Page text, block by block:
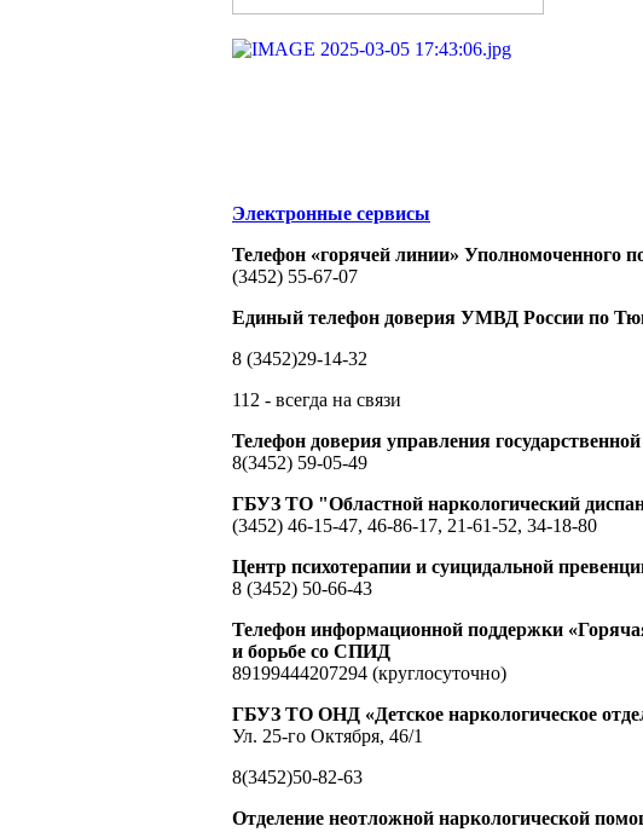
Электронные сервисы
Телефон «горячей линии» Уполномоченного
(3452) 55-67-07
Единый телефон доверия УМВД России по
8 (3452)29-14-32
112 - всегда на связи
Телефон доверия управления
8(3452) 59-05-49
ГБУЗ ТО "Областной наркологический
(3452) 46-15-47, 46-86-17, 21-61-52, 34-18-80
Центр психотерапии и суицидальной
8 (3452) 50-66-43
Телефон информационной поддержки
и борьбе со СПИД
89199444207294 (круглосуточно)
ГБУЗ ТО ОНД «Детское наркологическое
Ул. 25-го Октября, 46/1
8(3452)50-82-63
Отделение неотложной наркологической